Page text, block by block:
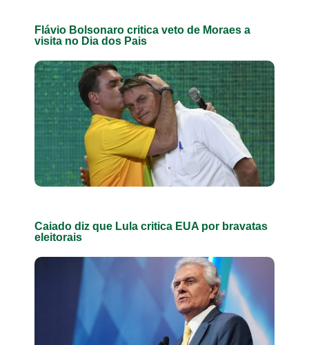
Flávio Bolsonaro critica veto de Moraes a
visita no Dia dos Pais
Caiado diz que Lula critica EUA por bravatas
eleitorais